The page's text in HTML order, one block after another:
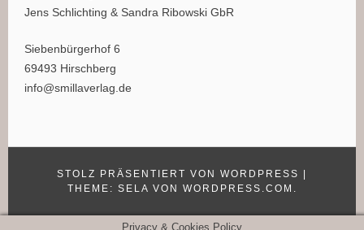
Jens Schlichting & Sandra Ribowski GbR
Siebenbürgerhof 6
69493 Hirschberg
info@smillaverlag.de
STOLZ PRÄSENTIERT VON WORDPRESS |
THEME: SELA VON WORDPRESS.COM
Privacy & Cookies Policy